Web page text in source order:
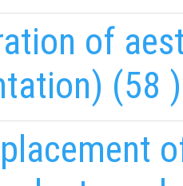
of
(58 )